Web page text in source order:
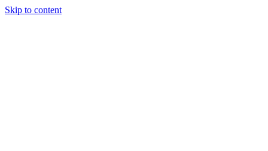
Skip to content